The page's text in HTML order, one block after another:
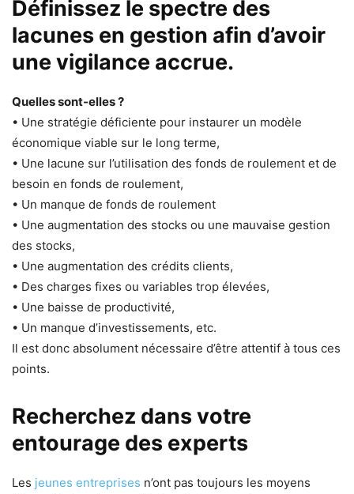
Définissez le spectre des
lacunes en gestion afin d’avoir
une vigilance accrue.
Quelles sont-elles ?
• Une stratégie déficiente pour instaurer un modèle
économique viable sur le long terme,
• Une lacune sur l’utilisation des fonds de roulement et de
besoin en fonds de roulement,
• Un manque de fonds de roulement
• Une augmentation des stocks ou une mauvaise gestion
des stocks,
• Une augmentation des crédits clients,
• Des charges fixes ou variables trop élevées,
• Une baisse de productivité,
• Un manque d’investissements, etc.
Il est donc absolument nécessaire d’être attentif à tous ces
points.
Recherchez dans votre
entourage des experts
Les jeunes entreprises n’ont pas toujours les moyens